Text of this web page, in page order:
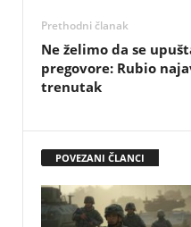
Prethodni članak
Ne želimo da se
pregovore: Rubio
trenutak
POVEZANI ČLANCI